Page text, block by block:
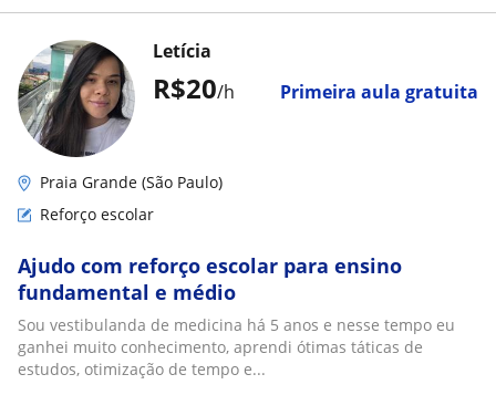
R$20/h Primeira aula gratuita
Letícia
Praia Grande (São Paulo)
Reforço escolar
Ajudo com reforço escolar para ensino
fundamental e médio
Sou vestibulanda de medicina há 5 anos e nesse tempo eu
ganhei muito conhecimento, aprendi ótimas táticas de
estudos, otimização de tempo e...